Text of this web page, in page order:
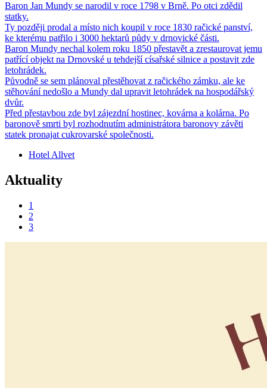
Baron Jan Mundy se narodil v roce 1798 v Brně. Po otci zdědil
statky.
Ty později prodal a místo nich koupil v roce 1830 račické panství,
ke kterému patřilo i 3000 hektarů půdy v drnovické části.
Baron Mundy nechal kolem roku 1850 přestavět a zrestaurovat jemu
patřící objekt na Drnovské u tehdejší císařské silnice a postavit zde
letohrádek.
Původně se sem plánoval přestěhovat z račického zámku, ale ke
stěhování nedošlo a Mundy dal upravit letohrádek na hospodářský
dvůr.
Před přestavbou zde byl zájezdní hostinec, kovárna a kolárna. Po
baronově smrti byl rozhodnutím administrátora baronovy závěti
statek pronajat cukrovarské společnosti.
Hotel Allvet
Aktuality
1
2
3